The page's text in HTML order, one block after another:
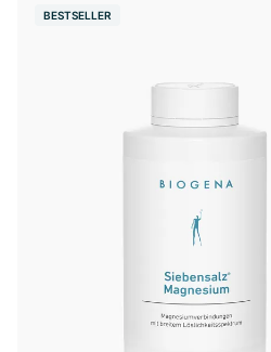
BESTSELLER